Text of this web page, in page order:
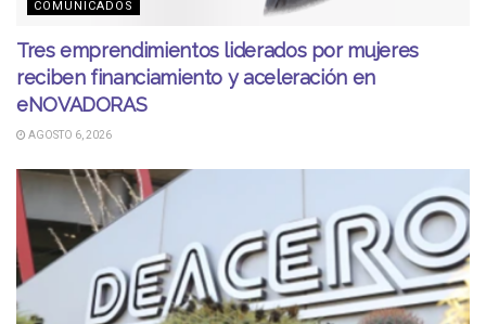
COMUNICADOS
Tres emprendimientos liderados por mujeres
reciben financiamiento y aceleración en
eNOVADORAS
AGOSTO 6, 2026